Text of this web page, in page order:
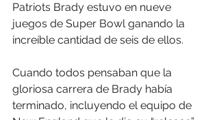
Patriots Brady estuvo en nueve
juegos de Super Bowl ganando la
increíble cantidad de seis de ellos.
Cuando todos pensaban que la
gloriosa carrera de Brady había
terminado, incluyendo el equipo de